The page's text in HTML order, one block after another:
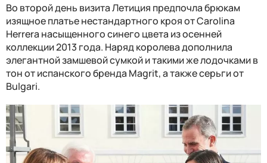
Во второй день визита Летиция предпочла брюкам
изящное платье нестандартного кроя от Carolina
Herrera насыщенного синего цвета из осенней
коллекции 2013 года. Наряд королева дополнила
элегантной замшевой сумкой и такими же лодочками в
тон от испанского бренда Magrit, а также серьги от
Bulgari.